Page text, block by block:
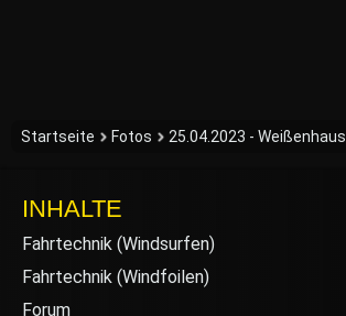
Startseite Fotos 25.04.2023 - Weißenhaus
INHALTE
Fahrtechnik (Windsurfen)
Fahrtechnik (Windfoilen)
Forum